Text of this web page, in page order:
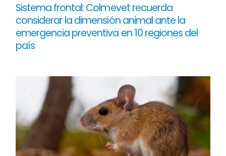
Sistema frontal: Colmevet recuerda
considerar la dimensión animal ante la
emergencia preventiva en 10 regiones del
país